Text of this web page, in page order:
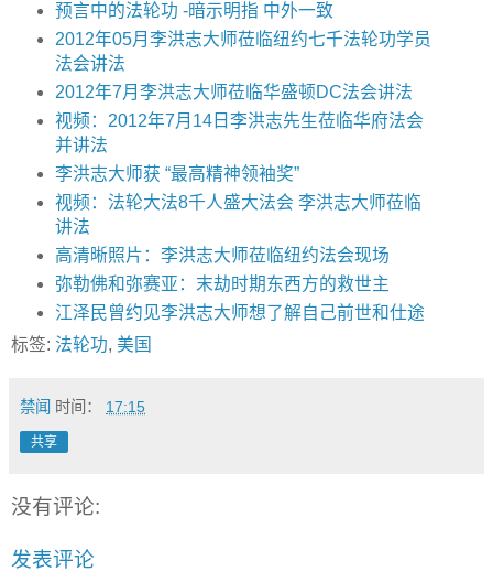
预言中的法轮功 -暗示明指 中外一致
2012年05月李洪志大师莅临纽约七千法轮功学员
法会讲法
2012年7月李洪志大师莅临华盛顿DC法会讲法
视频：2012年7月14日李洪志先生莅临华府法会
并讲法
李洪志大师获 “最高精神领袖奖”
视频：法轮大法8千人盛大法会 李洪志大师莅临
讲法
高清晰照片：李洪志大师莅临纽约法会现场
弥勒佛和弥赛亚：末劫时期东西方的救世主
江泽民曾约见李洪志大师想了解自己前世和仕途
标签: 法轮功, 美国
禁闻 时间： 17:15
共享
没有评论:
发表评论